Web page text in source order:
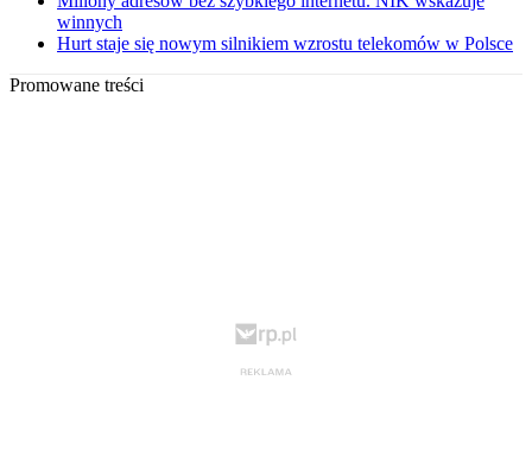
winnych
Hurt staje się nowym silnikiem wzrostu telekomów w Polsce
Promowane treści